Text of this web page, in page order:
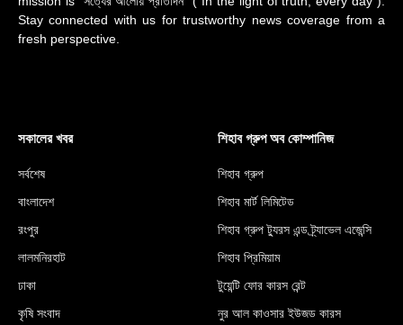
Stay connected with us for trustworthy news coverage from a
fresh perspective.
সকালের খবর
সর্বশেষ
বাংলাদেশ
রংপুর
লালমনিরহাট
ঢাকা
কৃষি সংবাদ
শিহাব গ্রুপ অব কোম্পানিজ
শিহাব গ্রুপ
শিহাব মার্ট লিমিটেড
শিহাব গ্রুপ ট্যুরস এন্ড ট্র্যাভেল এজেন্সি
শিহাব প্রিমিয়াম
টুয়েন্টি ফোর কারস রেন্ট
নুর আল কাওসার ইউজড কারস